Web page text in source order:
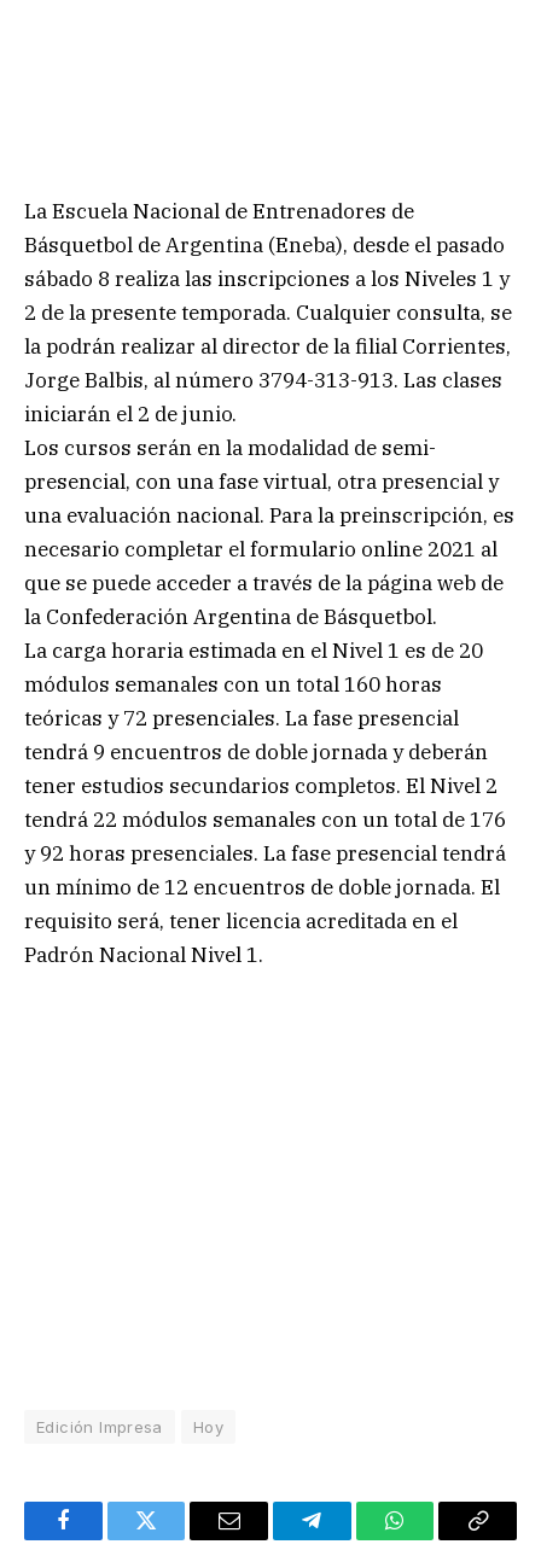
La Escuela Nacional de Entrenadores de
Básquetbol de Argentina (Eneba), desde el pasado
sábado 8 realiza las inscripciones a los Niveles 1 y
2 de la presente temporada. Cualquier consulta, se
la podrán realizar al director de la filial Corrientes,
Jorge Balbis, al número 3794-313-913. Las clases
iniciarán el 2 de junio.
Los cursos serán en la modalidad de semi-
presencial, con una fase virtual, otra presencial y
una evaluación nacional. Para la preinscripción, es
necesario completar el formulario online 2021 al
que se puede acceder a través de la página web de
la Confederación Argentina de Básquetbol.
La carga horaria estimada en el Nivel 1 es de 20
módulos semanales con un total 160 horas
teóricas y 72 presenciales. La fase presencial
tendrá 9 encuentros de doble jornada y deberán
tener estudios secundarios completos. El Nivel 2
tendrá 22 módulos semanales con un total de 176
y 92 horas presenciales. La fase presencial tendrá
un mínimo de 12 encuentros de doble jornada. El
requisito será, tener licencia acreditada en el
Padrón Nacional Nivel 1.
Edición Impresa Hoy
FacebookTwitter Email TelegramWhatsAppCopy